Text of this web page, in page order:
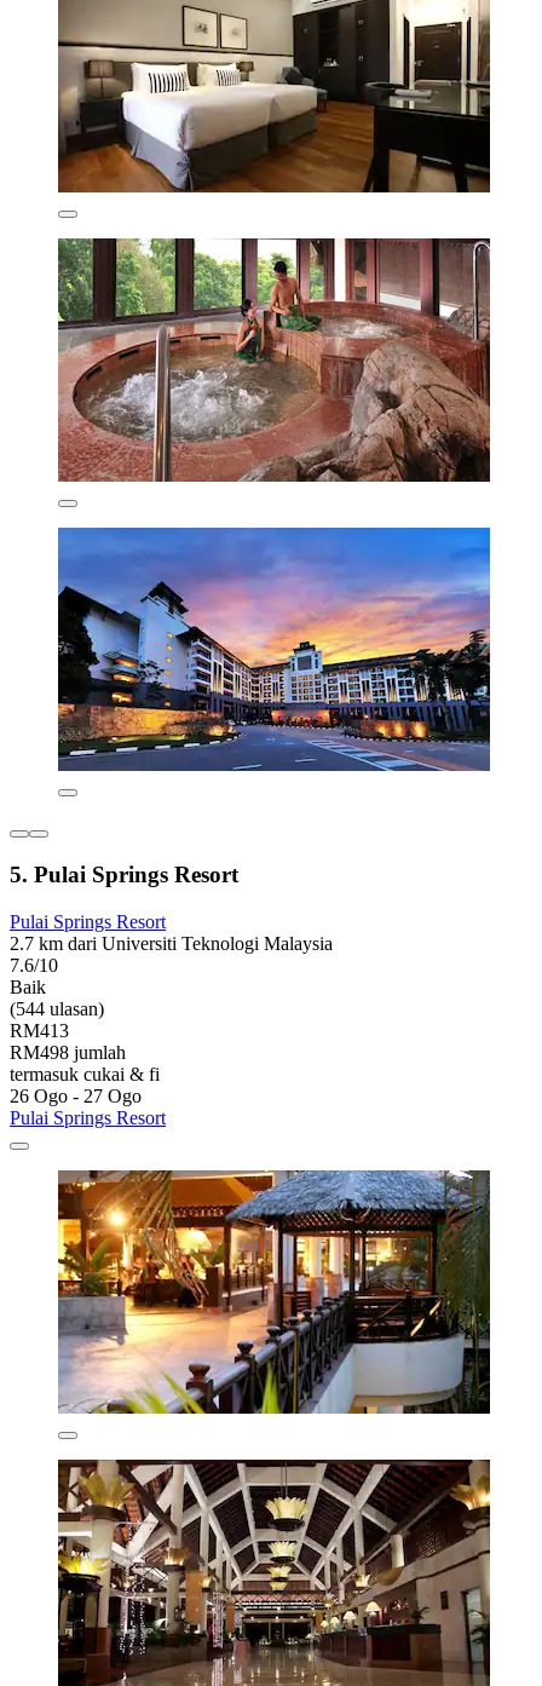
5. Pulai Springs Resort
Pulai Springs Resort
2.7 km dari Universiti Teknologi Malaysia
7.6/10
Baik
(544 ulasan)
RM413
RM498 jumlah
termasuk cukai & fi
26 Ogo - 27 Ogo
Pulai Springs Resort